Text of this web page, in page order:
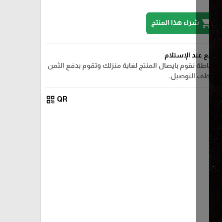
shopping_cart شراء هذا المنتج
الدفع عند الإستلام
ببساطة نقوم بايصال المنتج لغاية منزلك وتقوم بدفع الثمن
لموظف التوصيل.
QR
qr_code